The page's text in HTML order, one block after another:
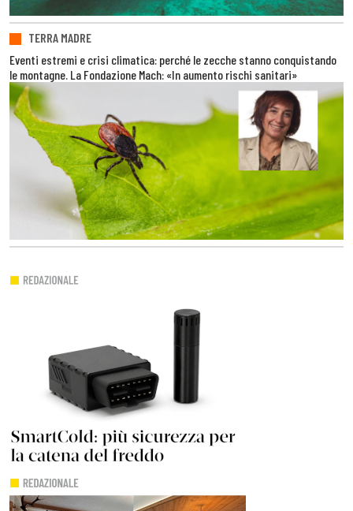
TERRA MADRE
Eventi estremi e crisi climatica: perché le zecche stanno conquistando
le montagne. La Fondazione Mach: «In aumento rischi sanitari»